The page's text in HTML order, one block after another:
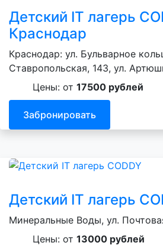
Детский IT лагерь
Краснодар
Краснодар: ул. Бульварное
Ставропольская, 143, ул.
Цены: от 17500 рублей
Забронировать
Детский IT лагерь
Минеральные Воды, ул.
Цены: от 13000 рублей